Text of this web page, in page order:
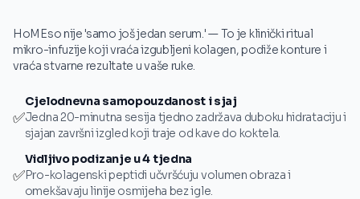
HoMEso nije 'samo još jedan serum.' — To je klinički ritual
mikro-infuzije koji vraća izgubljeni kolagen, podiže konture i
vraća stvarne rezultate u vaše ruke.
✅
Cjelodnevna samopouzdanost i sjaj
Jedna 20-minutna sesija tjedno zadržava duboku hidrataciju i
sjajan završni izgled koji traje od kave do koktela.
✅
Vidljivo podizanje u 4 tjedna
Pro-kolagenski peptidi učvršćuju volumen obraza i
omekšavaju linije osmijeha bez igle.